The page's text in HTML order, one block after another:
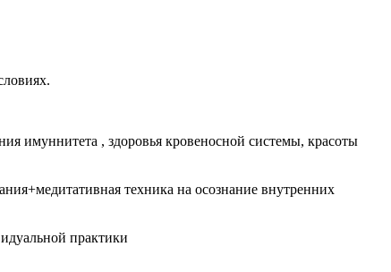
имуннитета , здоровья кровеносной системы, красоты
техника на осознание внутренних
практики